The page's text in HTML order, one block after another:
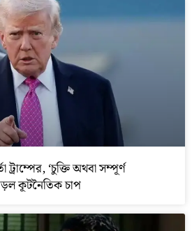
ট্রাম্পের, ‘চুক্তি অথবা সম্পূর্ণ
কূটনৈতিক চাপ